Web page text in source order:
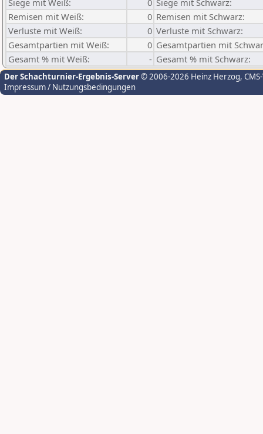
Siege mit Weiß:
0 Siege mit Schwarz:
Remisen mit Weiß:
0 Remisen mit Schwarz:
Verluste mit Weiß:
0 Verluste mit Schwarz:
Gesamtpartien mit Weiß:
0 Gesamtpartien mit
Gesamt % mit Weiß:
- Gesamt % mit Schwarz:
Der Schachturnier-Ergebnis-Server© 2006-2026 Heinz Herzog,
Impressum / Nutzungsbedingungen